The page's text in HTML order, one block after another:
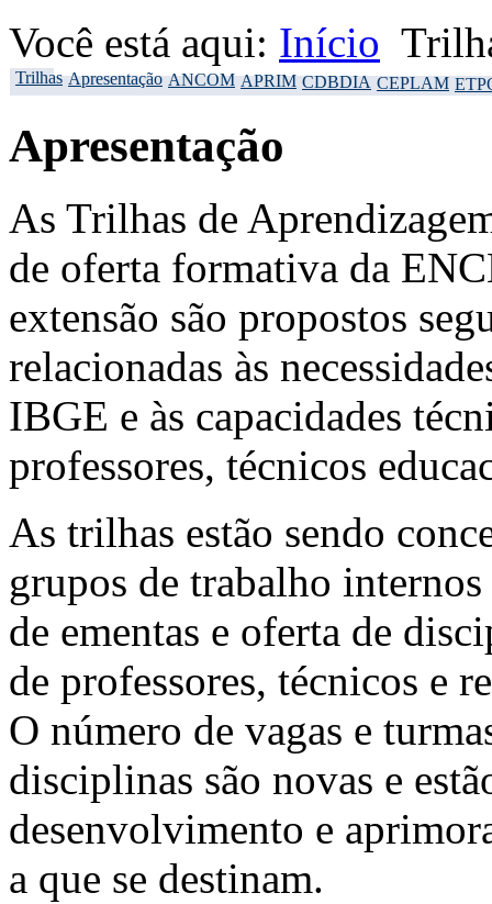
Você está aqui: Início
Trilhas Apresentação ANCOM APRIM CDBDIA CEPLAM
Apresentação
As Trilhas de
de oferta formativa da
extensão são propostos
relacionadas às
IBGE e às capacidades
professores, técnicos
As trilhas estão sendo
grupos de trabalho
de ementas e oferta de
de professores, técnicos e
O número de vagas e
disciplinas são novas e
desenvolvimento e
a que se destinam.